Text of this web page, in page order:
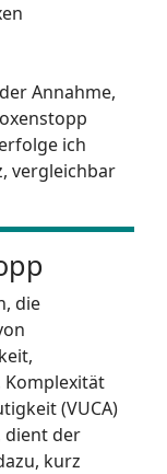
Annahme,
ich
vergleichbar
die
Komplexität
(VUCA)
dient der
kurz